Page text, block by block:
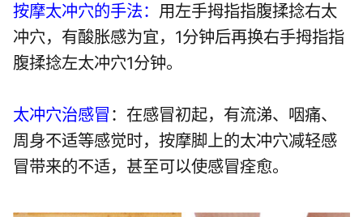
按摩太冲穴的手法： 用左手拇指指腹揉捻右太
冲穴，有酸胀感为宜，1分钟后再换右手拇指指
腹揉捻左太冲穴1分钟。
太冲穴治感冒 ：在感冒初起，有流涕、咽痛、
周身不适等感觉时，按摩脚上的太冲穴减轻感
冒带来的不适，甚至可以使感冒痊愈。